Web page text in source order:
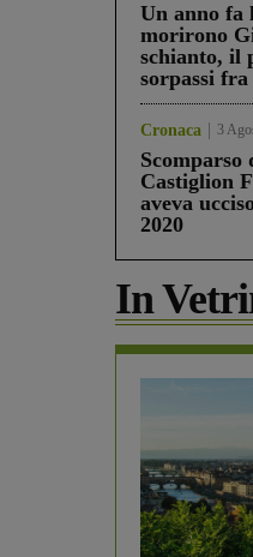
Un anno fa
morirono
schianto, il
sorpassi
Cronaca 3
Castiglion
aveva
2020
In